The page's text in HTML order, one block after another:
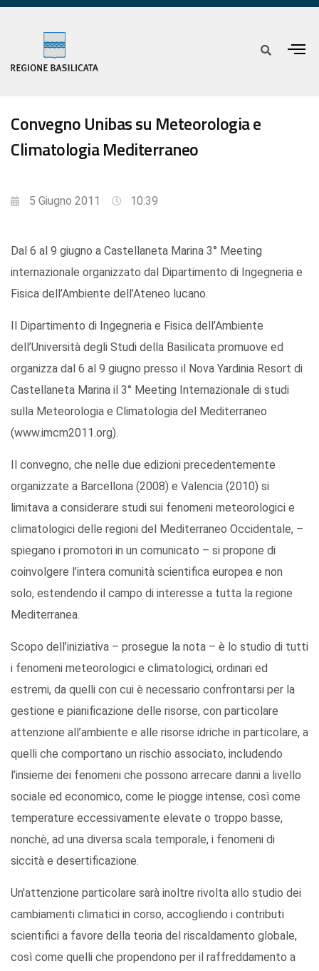
Convegno Unibas su Meteorologia e
Climatologia Mediterraneo
5 Giugno 2011 10:39
Dal 6 al 9 giugno a Castellaneta Marina 3° Meeting
internazionale organizzato dal Dipartimento di Ingegneria e
Fisica dell’Ambiente dell’Ateneo lucano.
Il Dipartimento di Ingegneria e Fisica dell’Ambiente
dell’Università degli Studi della Basilicata promuove ed
organizza dal 6 al 9 giugno presso il Nova Yardinia Resort di
Castellaneta Marina il 3° Meeting Internazionale di studi
sulla Meteorologia e Climatologia del Mediterraneo
(www.imcm2011.org).
Il convegno, che nelle due edizioni precedentemente
organizzate a Barcellona (2008) e Valencia (2010) si
limitava a considerare studi sui fenomeni meteorologici e
climatologici delle regioni del Mediterraneo Occidentale, –
spiegano i promotori in un comunicato – si propone di
coinvolgere l’intera comunità scientifica europea e non
solo, estendendo il campo di interesse a tutta la regione
Mediterranea.
Scopo dell’iniziativa – prosegue la nota – è lo studio di tutti
i fenomeni meteorologici e climatologici, ordinari ed
estremi, da quelli con cui è necessario confrontarsi per la
gestione e pianificazione delle risorse, con particolare
attenzione all’ambiente e alle risorse idriche in particolare, a
quelli che comportano un rischio associato, includendo
l’insieme dei fenomeni che possono arrecare danni a livello
sociale ed economico, come le piogge intense, così come
temperature eccessivamente elevate o troppo basse,
nonchè, ad una diversa scala temporale, i fenomeni di
siccità e desertificazione.
Un'attenzione particolare sarà inoltre rivolta allo studio dei
cambiamenti climatici in corso, accogliendo i contributi
scientifici a favore della teoria del riscaldamento globale,
così come quelli che propendono per il raffreddamento a